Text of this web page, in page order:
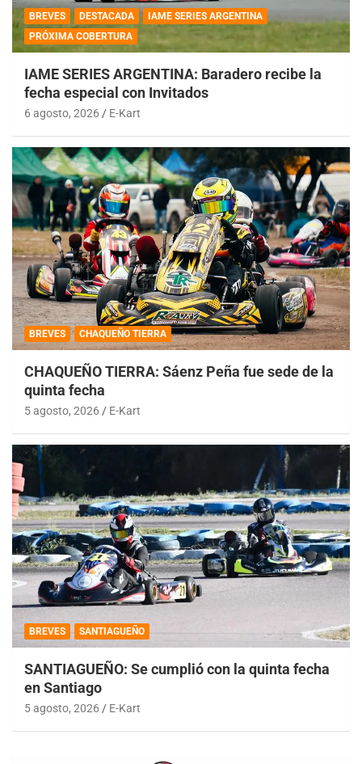
BREVES DESTACADA
IAME SERIES ARGENTINA
PRÓXIMA COBERTURA
IAME SERIES ARGENTINA: Baradero recibe la
fecha especial con Invitados
6 agosto, 2026 E-Kart
BREVES CHAQUEÑO TIERRA
CHAQUEÑO TIERRA: Sáenz Peña fue sede de la
quinta fecha
5 agosto, 2026 E-Kart
BREVES SANTIAGUEÑO
SANTIAGUEÑO: Se cumplió con la quinta fecha
en Santiago
5 agosto, 2026 E-Kart